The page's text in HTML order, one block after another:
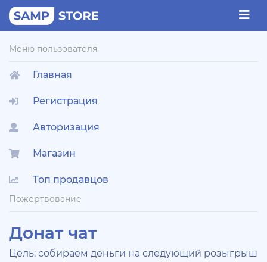
Меню пользователя
Главная
Регистрация
Авторизация
Магазин
Топ продавцов
Пожертвование
Донат чат
Цель: собираем деньги на следующий розыгрыш